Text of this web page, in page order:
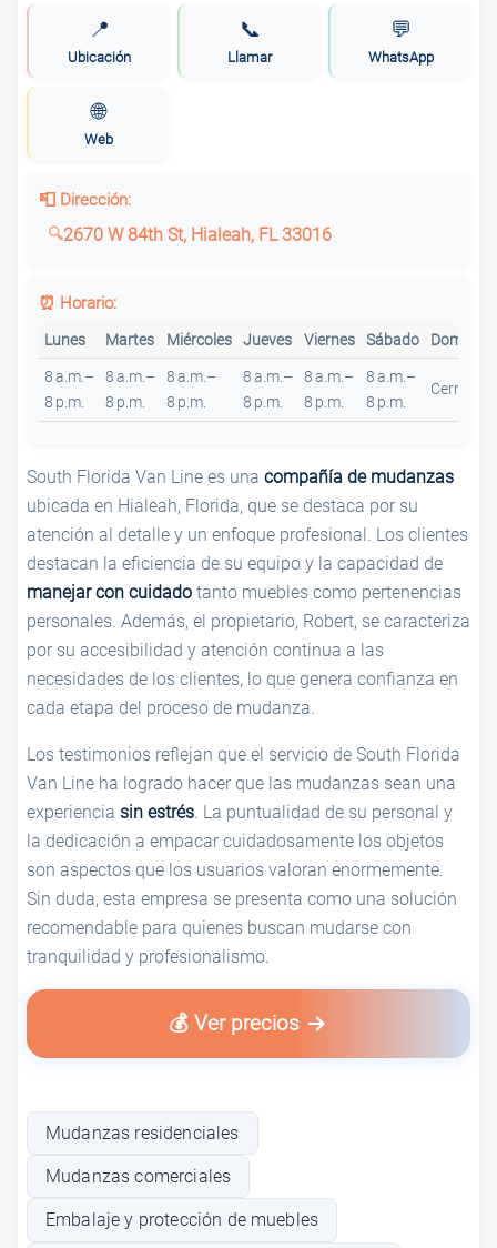
📍
Ubicación
📞
Llamar
💬
WhatsApp
🌐
Web
📮 Dirección:
2670 W 84th St, Hialeah, FL 33016
⏰ Horario:
Lunes Martes Miércoles Jueves Viernes Sábado Domingo
8 a.m.–
8 p.m.
8 a.m.–
8 p.m.
8 a.m.–
8 p.m.
8 a.m.–
8 p.m.
8 a.m.–
8 p.m.
8 a.m.–
8 p.m.
Cerrado
South Florida Van Line es una compañía de mudanzas
ubicada en Hialeah, Florida, que se destaca por su
atención al detalle y un enfoque profesional. Los clientes
destacan la eficiencia de su equipo y la capacidad de
manejar con cuidado tanto muebles como pertenencias
personales. Además, el propietario, Robert, se caracteriza
por su accesibilidad y atención continua a las
necesidades de los clientes, lo que genera confianza en
cada etapa del proceso de mudanza.
Los testimonios reflejan que el servicio de South Florida
Van Line ha logrado hacer que las mudanzas sean una
experiencia sin estrés. La puntualidad de su personal y
la dedicación a empacar cuidadosamente los objetos
son aspectos que los usuarios valoran enormemente.
Sin duda, esta empresa se presenta como una solución
recomendable para quienes buscan mudarse con
tranquilidad y profesionalismo.
💰 Ver precios
Mudanzas residenciales
Mudanzas comerciales
Embalaje y protección de muebles